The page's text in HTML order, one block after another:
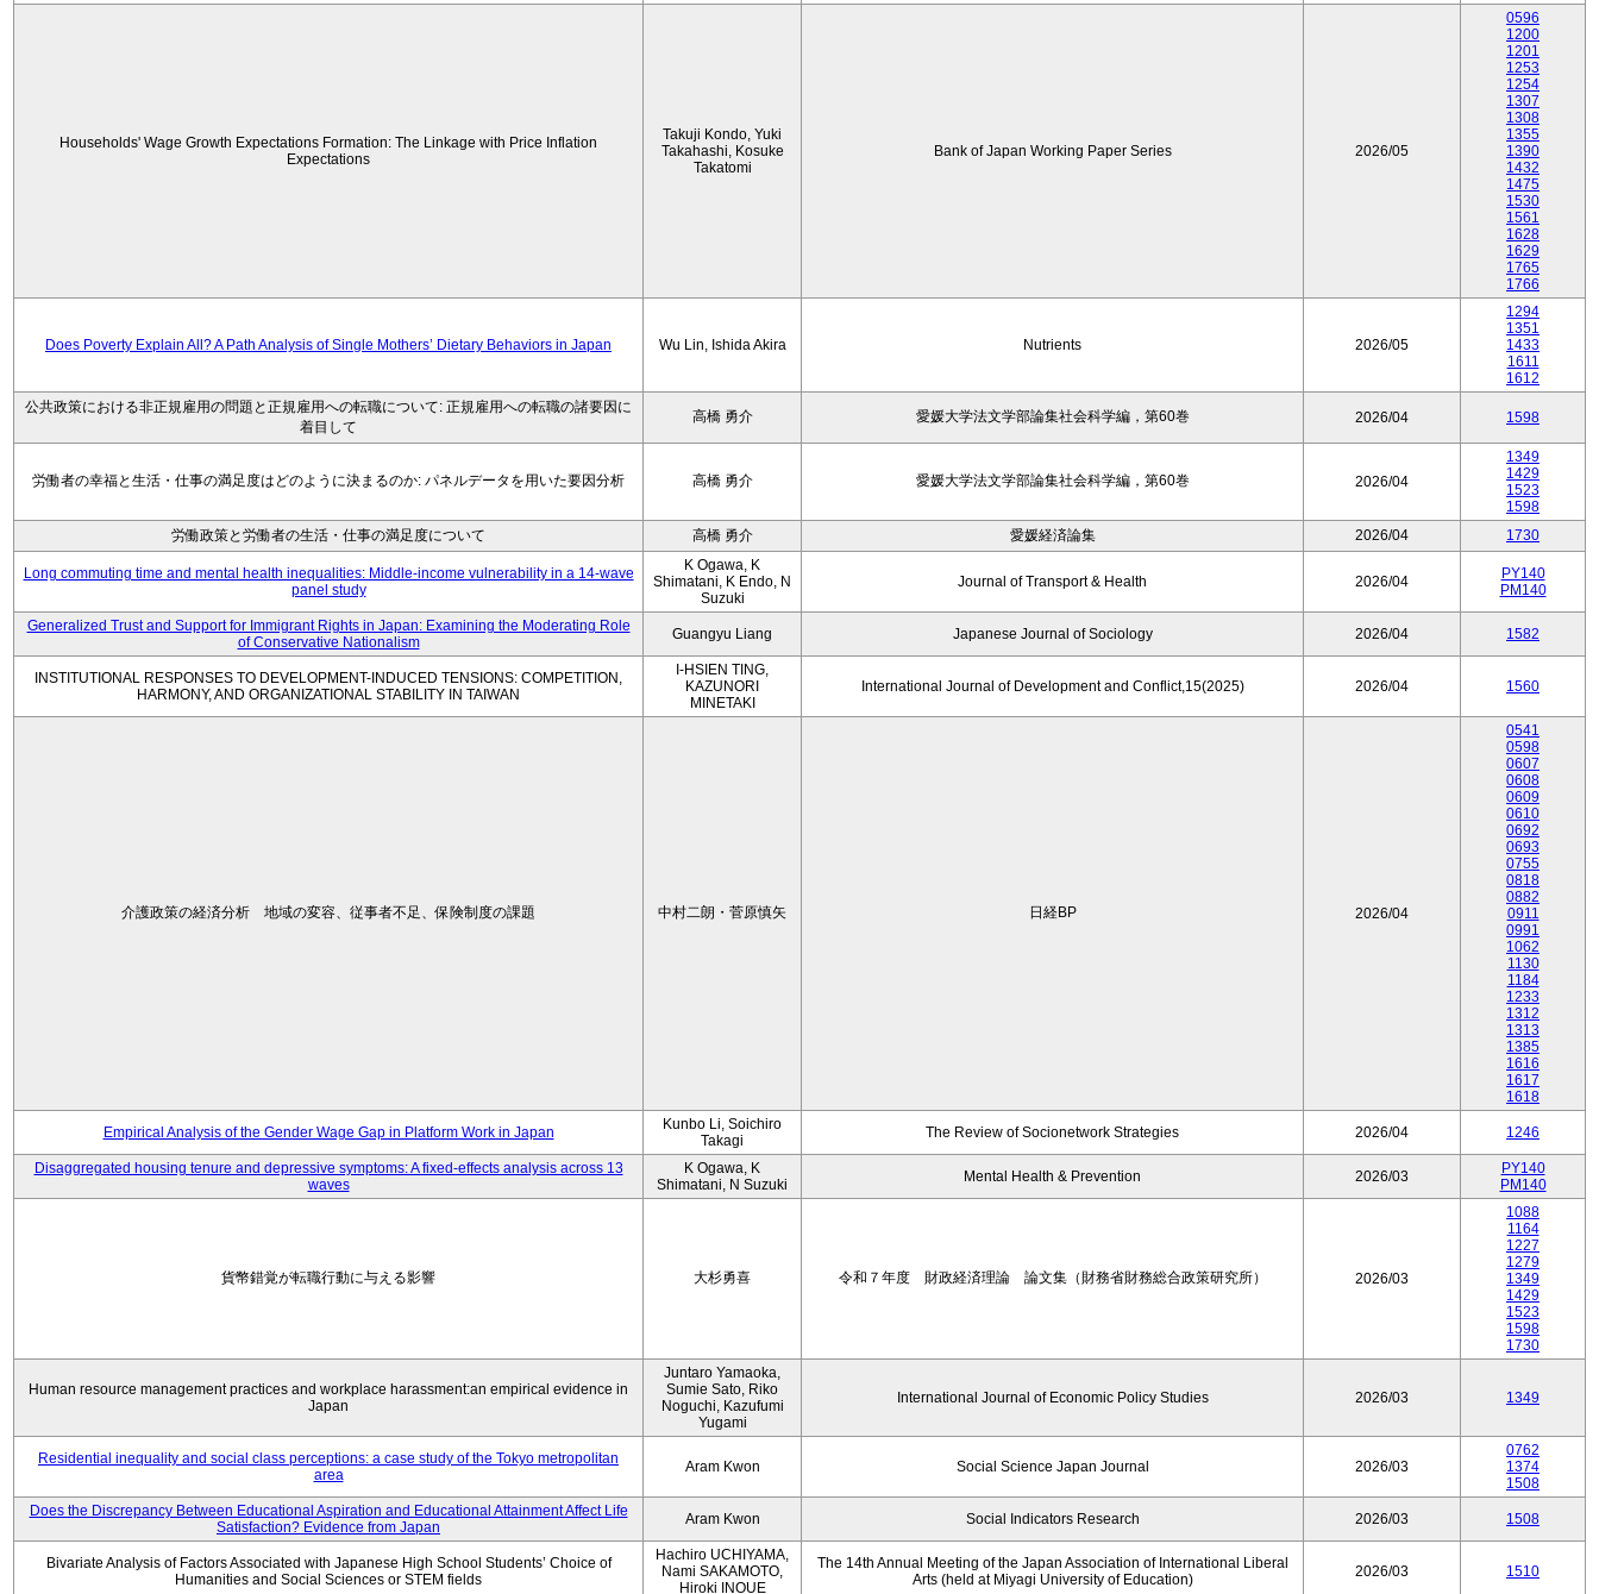
Households' Wage Growth Expectations Formation: The Linkage with Price Inflation
Expectations
Takuji Kondo, Yuki
Takahashi, Kosuke
Takatomi
Bank of Japan Working Paper Series 2026/05
0596
1200
1201
1253
1254
1307
1308
1355
1390
1432
1475
1530
1561
1628
1629
1765
1766
Does Poverty Explain All? A Path Analysis of Single Mothers’ Dietary Behaviors in Japan Wu Lin, Ishida Akira Nutrients 2026/05
1294
1351
1433
1611
1612
公共政策における非正規雇用の問題と正規雇用への転職について: 正規雇用への転職の諸要因に
着目して
高橋 勇介 愛媛大学法文学部論集社会科学編，第60巻 2026/04 1598
労働者の幸福と生活・仕事の満足度はどのように決まるのか: パネルデータを用いた要因分析 高橋 勇介 愛媛大学法文学部論集社会科学編，第60巻 2026/04
1349
1429
1523
1598
労働政策と労働者の生活・仕事の満足度について
高橋 勇介 愛媛経済論集 2026/04 1730
Long commuting time and mental health inequalities: Middle-income vulnerability in a 14-wave
panel study
K Ogawa, K
Shimatani, K Endo, N
Suzuki
Journal of Transport & Health 2026/04
PY140
PM140
Generalized Trust and Support for Immigrant Rights in Japan: Examining the Moderating Role
of Conservative Nationalism
Guangyu Liang Japanese Journal of Sociology 2026/04 1582
INSTITUTIONAL RESPONSES TO DEVELOPMENT-INDUCED TENSIONS: COMPETITION,
HARMONY, AND ORGANIZATIONAL STABILITY IN TAIWAN
I-HSIEN TING,
KAZUNORI
MINETAKI
International Journal of Development and Conflict,15(2025) 2026/04 1560
介護政策の経済分析 地域の変容、従事者不足、保険制度の課題 中村二朗・菅原慎矢 日経BP 2026/04
0541
0598
0607
0608
0609
0610
0692
0693
0755
0818
0882
0911
0991
1062
1130
1184
1233
1312
1313
1385
1616
1617
1618
Empirical Analysis of the Gender Wage Gap in Platform Work in Japan
Kunbo Li, Soichiro
Takagi
The Review of Socionetwork Strategies 2026/04 1246
Disaggregated housing tenure and depressive symptoms: A fixed-effects analysis across 13
waves
K Ogawa, K
Shimatani, N Suzuki
Mental Health & Prevention 2026/03
PY140
PM140
貨幣錯覚が転職行動に与える影響 大杉勇喜 令和７年度 財政経済理論 論文集（財務省財務総合政策研究所） 2026/03
1088
1164
1227
1279
1349
1429
1523
1598
1730
Human resource management practices and workplace harassment:an empirical evidence in
Japan
Juntaro Yamaoka,
Sumie Sato, Riko
Noguchi, Kazufumi
Yugami
International Journal of Economic Policy Studies 2026/03 1349
Residential inequality and social class perceptions: a case study of the Tokyo metropolitan
area
Aram Kwon Social Science Japan Journal 2026/03
0762
1374
1508
Does the Discrepancy Between Educational Aspiration and Educational Attainment Affect Life
Satisfaction? Evidence from Japan
Aram Kwon Social Indicators Research 2026/03 1508
Bivariate Analysis of Factors Associated with Japanese High School Students’ Choice of
Humanities and Social Sciences or STEM fields
Hachiro UCHIYAMA,
Nami SAKAMOTO,
Hiroki INOUE
The 14th Annual Meeting of the Japan Association of International Liberal
Arts (held at Miyagi University of Education)
2026/03 1510